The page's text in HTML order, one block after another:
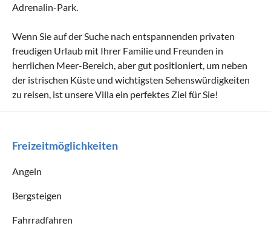
Adrenalin-Park.
Wenn Sie auf der Suche nach entspannenden privaten
freudigen Urlaub mit Ihrer Familie und Freunden in
herrlichen Meer-Bereich, aber gut positioniert, um neben
der istrischen Küste und wichtigsten Sehenswürdigkeiten
zu reisen, ist unsere Villa ein perfektes Ziel für Sie!
Freizeitmöglichkeiten
Angeln
Bergsteigen
Fahrradfahren